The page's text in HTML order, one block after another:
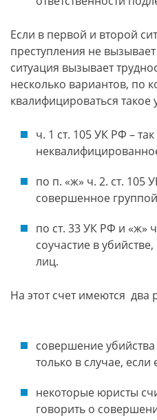
Если в первой и второй
преступления не вызывает
ситуация вызывает
несколько вариантов, по
квалифицироваться такое
ч. 1 ст. 105 УК РФ –
по п. «ж» ч. 2. ст. 105
совершенное
по ст. 33 УК РФ и «ж»
соучастие в
лиц.
На этот счет имеются два
совершение
только в случае, если
некоторые юристы
говорить о